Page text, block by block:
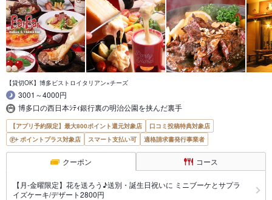
【貸切OK】博多ビストロイタリアン×チーズ
3001～4000円
博多口の西日本ｼﾃｨ銀行裏の明治公園を挟んだ裏手
【アプリ予約限定】最大800ポイント還元対象店
口コミ投稿特典対象店
ポイントプラス対象店
スマート支払い可 適格請求書発行事業者
クーポン コース
【月-金曜限定】花を送ろう♪送別・誕生日祝いに ミニブーケとサプラ
イズケーキ/デザート2800円